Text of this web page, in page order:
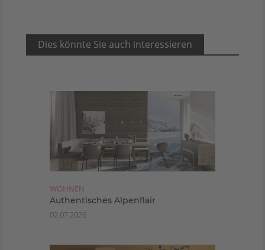
Dies könnte Sie auch interessieren
WOHNEN
Authentisches Alpenflair
02.07.2026